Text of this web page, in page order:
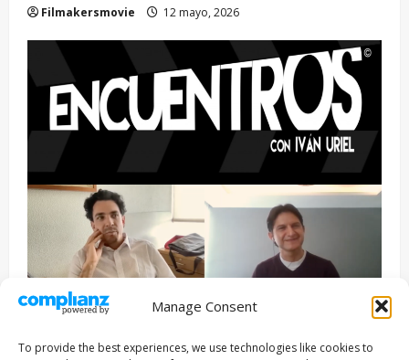
Manage Consent
To provide the best experiences, we use technologies like cookies to
Filmakersmovie 12 mayo, 2026
Entrevista Series